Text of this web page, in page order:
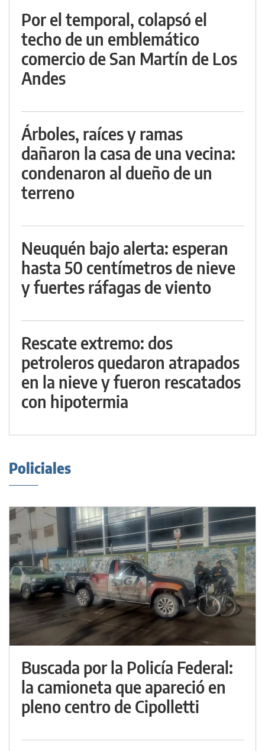
Por el temporal, colapsó el
techo de un emblemático
comercio de San Martín de Los
Andes
Árboles, raíces y ramas
dañaron la casa de una vecina:
condenaron al dueño de un
terreno
Neuquén bajo alerta: esperan
hasta 50 centímetros de nieve
y fuertes ráfagas de viento
Rescate extremo: dos
petroleros quedaron atrapados
en la nieve y fueron rescatados
con hipotermia
Policiales
Buscada por la Policía Federal:
la camioneta que apareció en
pleno centro de Cipolletti